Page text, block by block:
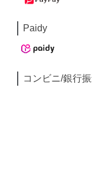
Paidy
コンビニ/銀行